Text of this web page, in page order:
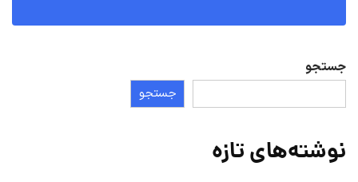
جستجو
جستجو
نوشته‌های تازه